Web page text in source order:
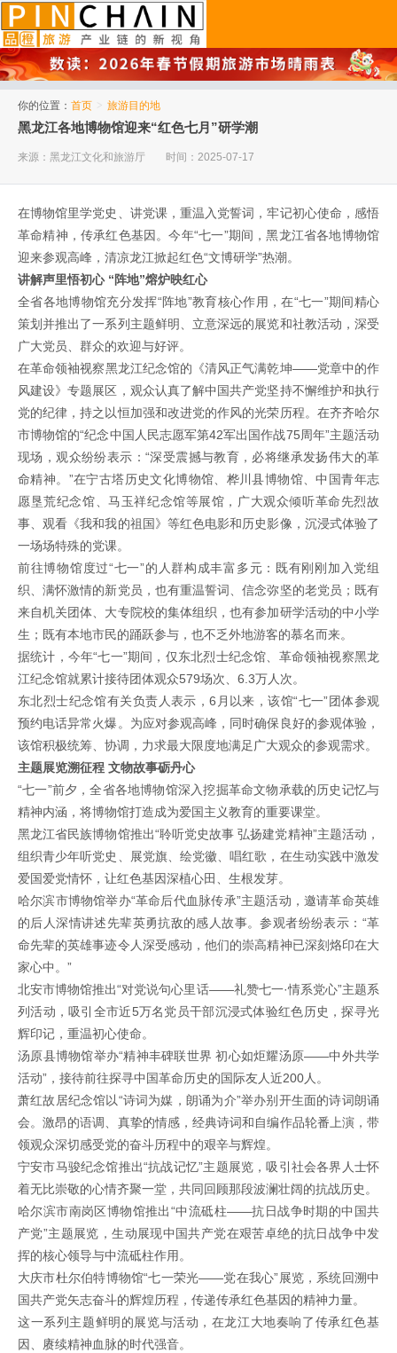
你的位置： 首页 > 旅游目的地
黑龙江各地博物馆迎来“红色七月”研学潮
来源：黑龙江文化和旅游厅 时间：2025-07-17
在博物馆里学党史、讲党课，重温入党誓词，牢记初心使命，感悟
革命精神，传承红色基因。今年“七一”期间，黑龙江省各地博物馆
迎来参观高峰，清凉龙江掀起红色“文博研学”热潮。
讲解声里悟初心 “阵地”熔炉映红心
全省各地博物馆充分发挥“阵地”教育核心作用，在“七一”期间精心
策划并推出了一系列主题鲜明、立意深远的展览和社教活动，深受
广大党员、群众的欢迎与好评。
在革命领袖视察黑龙江纪念馆的《清风正气满乾坤——党章中的作
风建设》专题展区，观众认真了解中国共产党坚持不懈维护和执行
党的纪律，持之以恒加强和改进党的作风的光荣历程。在齐齐哈尔
市博物馆的“纪念中国人民志愿军第42军出国作战75周年”主题活动
现场，观众纷纷表示：“深受震撼与教育，必将继承发扬伟大的革
命精神。”在宁古塔历史文化博物馆、桦川县博物馆、中国青年志
愿垦荒纪念馆、马玉祥纪念馆等展馆，广大观众倾听革命先烈故
事、观看《我和我的祖国》等红色电影和历史影像，沉浸式体验了
一场场特殊的党课。
前往博物馆度过“七一”的人群构成丰富多元：既有刚刚加入党组
织、满怀激情的新党员，也有重温誓词、信念弥坚的老党员；既有
来自机关团体、大专院校的集体组织，也有参加研学活动的中小学
生；既有本地市民的踊跃参与，也不乏外地游客的慕名而来。
据统计，今年“七一”期间，仅东北烈士纪念馆、革命领袖视察黑龙
江纪念馆就累计接待团体观众579场次、6.3万人次。
东北烈士纪念馆有关负责人表示，6月以来，该馆“七一”团体参观
预约电话异常火爆。为应对参观高峰，同时确保良好的参观体验，
该馆积极统筹、协调，力求最大限度地满足广大观众的参观需求。
主题展览溯征程 文物故事砺丹心
“七一”前夕，全省各地博物馆深入挖掘革命文物承载的历史记忆与
精神内涵，将博物馆打造成为爱国主义教育的重要课堂。
黑龙江省民族博物馆推出“聆听党史故事 弘扬建党精神”主题活动，
组织青少年听党史、展党旗、绘党徽、唱红歌，在生动实践中激发
爱国爱党情怀，让红色基因深植心田、生根发芽。
哈尔滨市博物馆举办“革命后代血脉传承”主题活动，邀请革命英雄
的后人深情讲述先辈英勇抗敌的感人故事。参观者纷纷表示：“革
命先辈的英雄事迹令人深受感动，他们的崇高精神已深刻烙印在大
家心中。”
北安市博物馆推出“对党说句心里话——礼赞七一·情系党心”主题系
列活动，吸引全市近5万名党员干部沉浸式体验红色历史，探寻光
辉印记，重温初心使命。
汤原县博物馆举办“精神丰碑联世界 初心如炬耀汤原——中外共学
活动”，接待前往探寻中国革命历史的国际友人近200人。
萧红故居纪念馆以“诗词为媒，朗诵为介”举办别开生面的诗词朗诵
会。激昂的语调、真挚的情感，经典诗词和自编作品轮番上演，带
领观众深切感受党的奋斗历程中的艰辛与辉煌。
宁安市马骏纪念馆推出“抗战记忆”主题展览，吸引社会各界人士怀
着无比崇敬的心情齐聚一堂，共同回顾那段波澜壮阔的抗战历史。
哈尔滨市南岗区博物馆推出“中流砥柱——抗日战争时期的中国共
产党”主题展览，生动展现中国共产党在艰苦卓绝的抗日战争中发
挥的核心领导与中流砥柱作用。
大庆市杜尔伯特博物馆“七一荣光——党在我心”展览，系统回溯中
国共产党矢志奋斗的辉煌历程，传递传承红色基因的精神力量。
这一系列主题鲜明的展览与活动，在龙江大地奏响了传承红色基
因、赓续精神血脉的时代强音。